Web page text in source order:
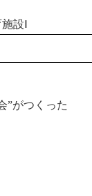
設‖
”がつくった